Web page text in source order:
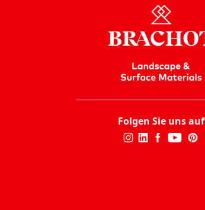
Folgen Sie uns auf